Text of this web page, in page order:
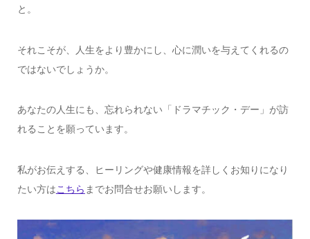
と。
それこそが、人生をより豊かにし、心に潤いを与えてくれるの
ではないでしょうか。
あなたの人生にも、忘れられない「ドラマチック・デー」が訪
れることを願っています。
私がお伝えする、ヒーリングや健康情報を詳しくお知りになり
たい方はこちら までお問合せお願いします。